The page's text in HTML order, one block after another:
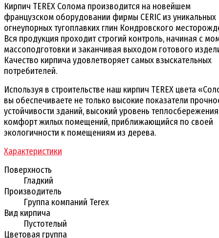
Кирпич TEREX Солома производится на новейшем
французском оборудовании фирмы CERIC из уникальных
огнеупорных тугоплавких глин Кондровского
Вся продукция проходит строгий контроль, начиная с
массоподготовки и заканчивая выходом готового
Качество кирпича удовлетворяет самых взыскательных
потребителей.
Используя в строительстве наш кирпич TEREX цвета
вы обеспечиваете не только высокие показатели
устойчивости зданий, высокий уровень
комфорт жилых помещений, приближающийся по своей
экологичности к помещениям из дерева.
Характеристики
Поверхность
Гладкий
Производитель
Группа компаний Terex
Вид кирпича
Пустотелый
Цветовая группа